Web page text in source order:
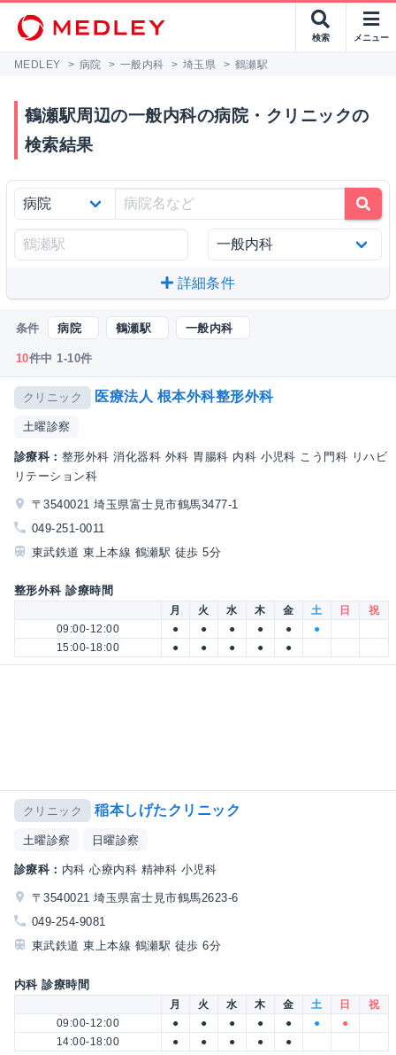
検索 メニュー
MEDLEY > 病院 > 一般内科 > 埼玉県 > 鶴瀬駅
鶴瀬駅周辺の一般内科の病院・クリニックの
検索結果
詳細条件
条件 病院 鶴瀬駅 一般内科
10件中 1-10件
クリニック 医療法人 根本外科整形外科
土曜診察
診療科： 整形外科 消化器科 外科 胃腸科 内科 小児科 こう門科 リハビ
リテーション科
〒3540021 埼玉県富士見市鶴馬3477-1
049-251-0011
東武鉄道 東上本線 鶴瀬駅 徒歩 5分
整形外科 診療時間
月 火 水 木 金 土 日
祝
09:00-12:00
● ● ● ● ●
●
15:00-18:00
● ● ● ● ●
クリニック 稲本しげたクリニック
土曜診察 日曜診察
診療科： 内科 心療内科 精神科 小児科
〒3540021 埼玉県富士見市鶴馬2623-6
049-254-9081
東武鉄道 東上本線 鶴瀬駅 徒歩 6分
内科 診療時間
月 火 水 木 金 土 日
祝
09:00-12:00
● ● ● ● ● ●
●
14:00-18:00
● ● ● ● ●